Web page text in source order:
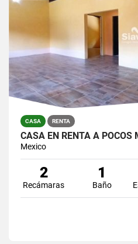
CASA RENTA
CASA EN RENTA A POCOS
Mexico
2
Recámaras
1
Baño